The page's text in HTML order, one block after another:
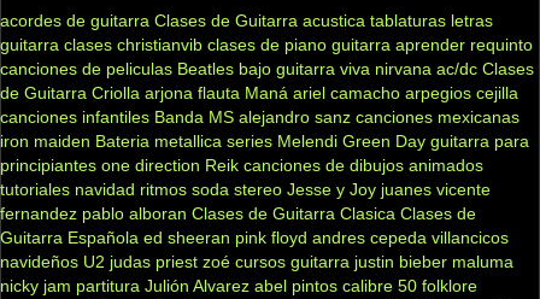
acordes de guitarra Clases de Guitarra acustica tablaturas letras
guitarra clases christianvib clases de piano guitarra aprender requinto
canciones de peliculas Beatles bajo guitarra viva nirvana ac/dc Clases
de Guitarra Criolla arjona flauta Maná ariel camacho arpegios cejilla
canciones infantiles Banda MS alejandro sanz canciones mexicanas
iron maiden Bateria metallica series Melendi Green Day guitarra para
principiantes one direction Reik canciones de dibujos animados
tutoriales navidad ritmos soda stereo Jesse y Joy juanes vicente
fernandez pablo alboran Clases de Guitarra Clasica Clases de
Guitarra Española ed sheeran pink floyd andres cepeda villancicos
navideños U2 judas priest zoé cursos guitarra justin bieber maluma
nicky jam partitura Julión Alvarez abel pintos calibre 50 folklore